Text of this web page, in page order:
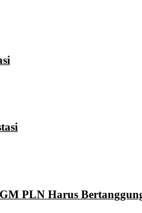
PLN Harus